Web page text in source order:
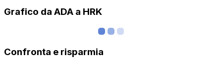
Grafico da ADA a HRK
Confronta e risparmia